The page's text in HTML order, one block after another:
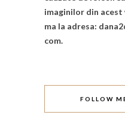
imaginilor din
ma la adresa:
com.
FOLLOW